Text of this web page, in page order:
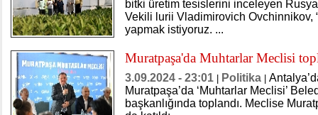
bitki üretim tesislerini inceleyen
Vekili lurii Vladimirovich Ovchinnikov,
yapmak istiyoruz. ...
Muratpaşa'da Muhtarlar Meclisi
3.09.2024 - 23:01 Politika
Muratpaşa’da ‘Muhtarlar Meclisi’
başkanlığında toplandı. Meclise